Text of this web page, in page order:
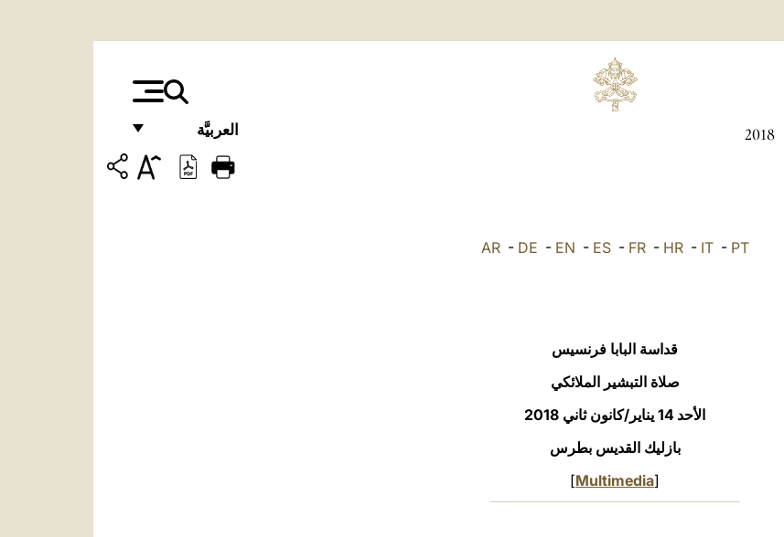
العربيَّة
FRANÇAIS
2018
AR- DE - EN - ES- FR- HR- IT- PT
قداسة البابا فرنسيس
صلاة التبشير الملائكي
الأحد 14 يناير/كانون ثاني 2018
بازليك القديس بطرس
[
Multimedia
]